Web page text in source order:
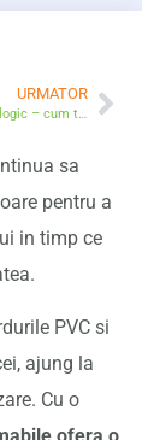
URMATOR
Handscanner-ul Datalogic – cum te ajuta sa eficientizezi operatiunile din depozit
sa
pentru a
in timp ce
PVC si
ajung la
Cu o